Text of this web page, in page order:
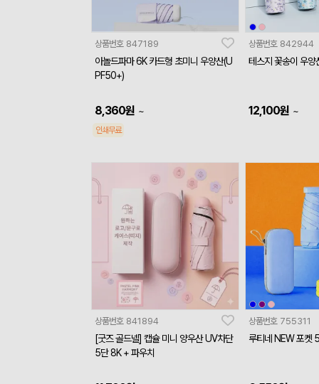
상품번호 847189
아놀드파마 6K 카드형 초미니 우양산(U
PF50+)
8,360원 ~
인쇄무료
상품번호 842944
테스지 꽃송이 우양
12,100원 ~
상품번호 841894
[굿즈 골드넬] 캡슐 미니 양우산 UV차단
5단 8K + 파우치
상품번호 755311
루티네 NEW 포켓